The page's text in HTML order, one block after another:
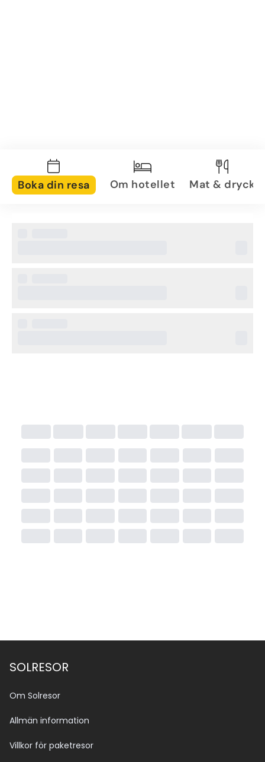
Boka din resa Om hotellet Mat & dryck
SOLRESOR
Om Solresor
Allmän information
Villkor för paketresor